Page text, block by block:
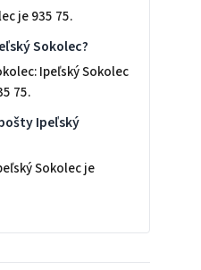
je 935 75.
Sokolec?
Ipeľský Sokolec
75.
Ipeľský
Sokolec je